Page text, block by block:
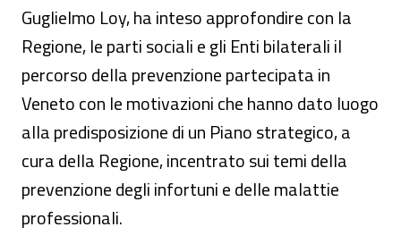
Guglielmo Loy, ha inteso approfondire con la
Regione, le parti sociali e gli Enti bilaterali il
percorso della prevenzione partecipata in
Veneto con le motivazioni che hanno dato luogo
alla predisposizione di un Piano strategico, a
cura della Regione, incentrato sui temi della
prevenzione degli infortuni e delle malattie
professionali.